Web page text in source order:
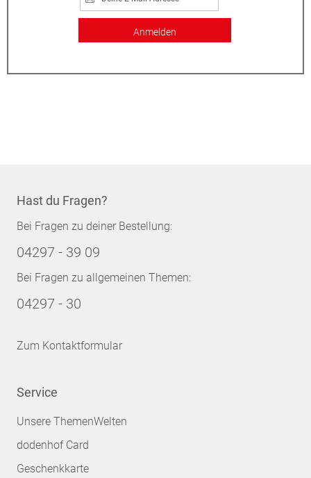
Anmelden
Hast du Fragen?
Bei Fragen zu deiner Bestellung:
04297 - 39 09
Bei Fragen zu allgemeinen Themen:
04297 - 30
Zum Kontaktformular
Service
Unsere ThemenWelten
dodenhof Card
Geschenkkarte